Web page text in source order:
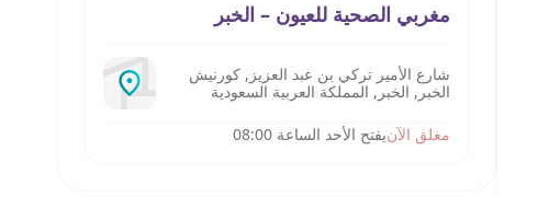
مغربي الصحية للعيون – الخبر
شارع الأمير تركي بن عبد العزيز, كورنيش
الخبر, الخبر, المملكة العربية السعودية
مغلق الآنيفتح الأحد الساعة 08:00